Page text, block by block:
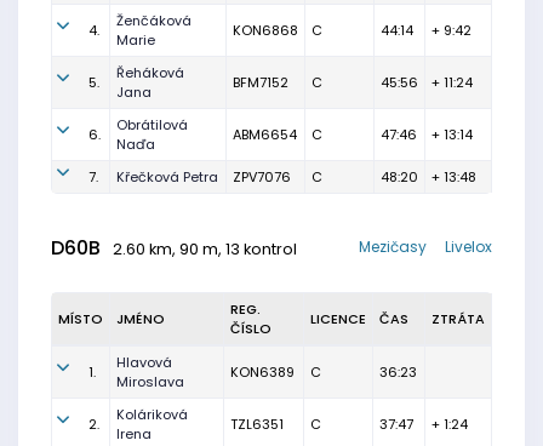
4.
Ženčáková
Marie
KON6868 C 44:14 + 9:42
5.
Řeháková
Jana
BFM7152 C 45:56 + 11:24
6.
Obrátilová
Naďa
ABM6654 C 47:46 + 13:14
7. Křečková Petra ZPV7076 C 48:20 + 13:48
D60B 2.60 km, 90 m, 13 kontrol Livelox
Mezičasy
MÍSTO JMÉNO
REG.
ČÍSLO
LICENCE ČAS ZTRÁTA
1.
Hlavová
Miroslava
KON6389 C 36:23
2.
Koláriková
Irena
TZL6351 C 37:47 + 1:24